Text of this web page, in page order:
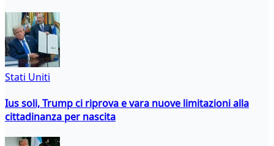
Stati Uniti
Ius soli, Trump ci riprova e vara nuove limitazioni alla
cittadinanza per nascita